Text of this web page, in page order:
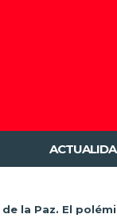
de la Paz. El